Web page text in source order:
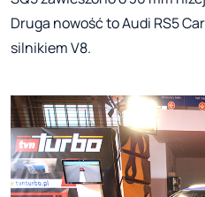
Druga nowość to Audi RS5
silnikiem V8.